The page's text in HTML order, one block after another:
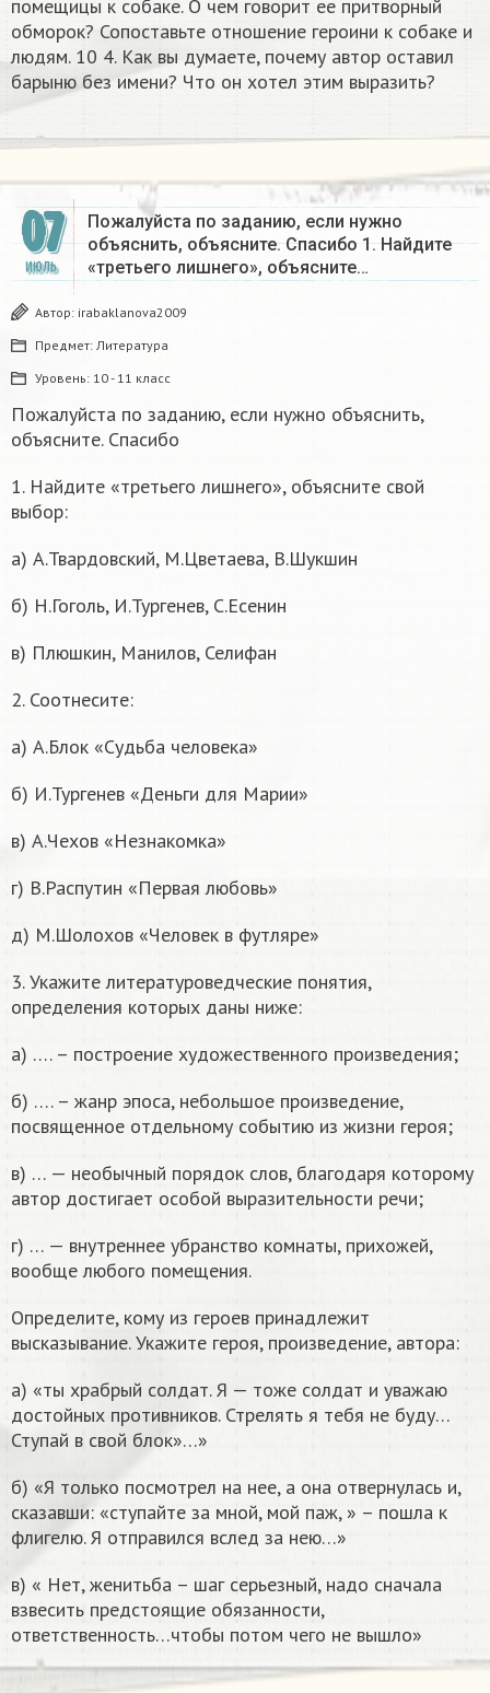
помещицы к собаке. О чем говорит ее притворный
обморок? Сопоставьте отношение героини к собаке и
людям. 10 4. Как вы думаете, почему автор оставил
барыню без имени? Что он хотел этим выразить?​
07
ИЮЛЬ
Пожалуйста по заданию, если нужно
объяснить, объясните. Спасибо 1. Найдите
«третьего лишнего», объясните…
Автор: irabaklanova2009
Предмет: Литература
Уровень: 10 - 11 класс
Пожалуйста по заданию, если нужно объяснить,
объясните. Спасибо
1. Найдите «третьего лишнего», объясните свой
выбор:
а) А.Твардовский, М.Цветаева, В.Шукшин
б) Н.Гоголь, И.Тургенев, С.Есенин
в) Плюшкин, Манилов, Селифан
2. Соотнесите:
а) А.Блок «Судьба человека»
б) И.Тургенев «Деньги для Марии»
в) А.Чехов «Незнакомка»
г) В.Распутин «Первая любовь»
д) М.Шолохов «Человек в футляре»
3. Укажите литературоведческие понятия,
определения которых даны ниже:
а) …. – построение художественного произведения;
б) …. – жанр эпоса, небольшое произведение,
посвященное отдельному событию из жизни героя;
в) … — необычный порядок слов, благодаря которому
автор достигает особой выразительности речи;
г) … — внутреннее убранство комнаты, прихожей,
вообще любого помещения.
Определите, кому из героев принадлежит
высказывание. Укажите героя, произведение, автора:
а) «ты храбрый солдат. Я — тоже солдат и уважаю
достойных противников. Стрелять я тебя не буду…
Ступай в свой блок»…»
б) «Я только посмотрел на нее, а она отвернулась и,
сказавши: «ступайте за мной, мой паж, » – пошла к
флигелю. Я отправился вслед за нею…»
в) « Нет, женитьба – шаг серьезный, надо сначала
взвесить предстоящие обязанности,
ответственность…чтобы потом чего не вышло»